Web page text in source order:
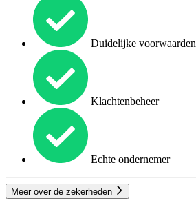
Duidelijke voorwaarden
Klachtenbeheer
Echte ondernemer
Meer over de zekerheden